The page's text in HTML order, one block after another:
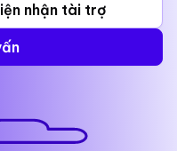
nhận tài trợ